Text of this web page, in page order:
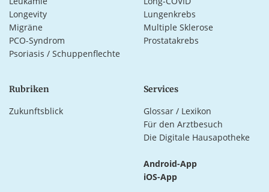
Longevity
Lungenkrebs
Migräne
Multiple Sklerose
PCO-Syndrom
Prostatakrebs
Psoriasis / Schuppenflechte
Rubriken
Zukunftsblick
Services
Glossar / Lexikon
Für den Arztbesuch
Die Digitale Hausapotheke
Android-App
iOS-App